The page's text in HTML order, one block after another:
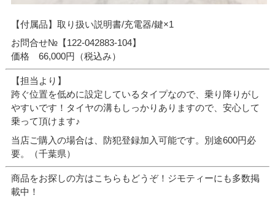
【付属品】取り扱い説明書/充電器/鍵×1
お問合せ№【122-042883-104】
価格 66,000円（税込み）
【担当より】
跨ぐ位置を低めに設定しているタイプなので、乗り降りがし
やすいです！タイヤの溝もしっかりありますので、安心して
乗って頂けます♪
当店ご購入の場合は、防犯登録加入可能です。別途600円必
要。（千葉県）
商品をお探しの方はこちらもどうぞ！ジモティーにも多数掲
載中！